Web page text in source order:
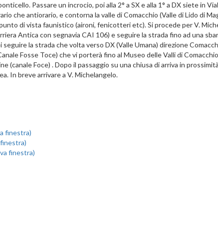
Passare un incrocio, poi alla 2° a SX e alla 1° a DX siete in
che antiorario, e contorna la valle di Comacchio (Valle di Lido di
di vista faunistico (aironi, fenicotteri etc). Si procede per V.
Antica con segnavia CAI 106) e seguire la strada fino ad una
la strada che volta verso DX (Valle Umana) direzione
Fosse Toce) che vi porterà fino al Museo delle Valli di
(canale Foce) . Dopo il passaggio su una chiusa di arriva in
In breve arrivare a V. Michelangelo.
finestra)
finestra)